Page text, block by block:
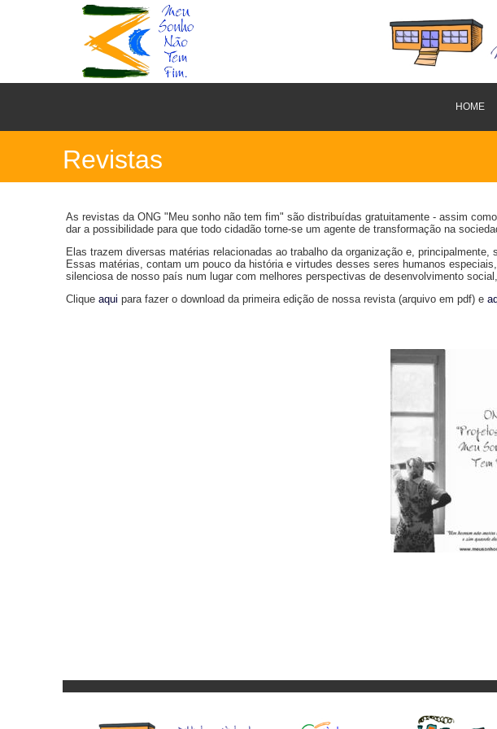
HOME
Revistas
As revistas da ONG "Meu sonho não tem fim" são distribuídas gratuitamente - assim
dar a possibilidade para que todo cidadão torne-se um agente de transformação na
Elas trazem diversas matérias relacionadas ao trabalho da organização e,
Essas matérias, contam um pouco da história e virtudes desses seres humanos
silenciosa de nosso país num lugar com melhores perspectivas de desenvolvimento
Clique aqui para fazer o download da primeira edição de nossa revista (arquivo em pdf) e